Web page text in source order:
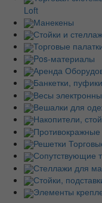
Loft
Манекены
Стойки и
Торговые
Pos-материалы
Аренда
Банкетки,
Весы
Вешалки для
Накопители,
Решетки
Сопутствующие
Стеллажи для
Стойки,
Элементы